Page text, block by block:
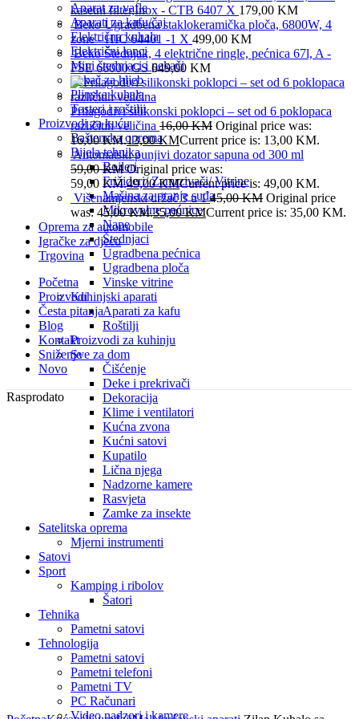
Aparat za vafle
Aparati za kafu/čaj
Električna kuhala
Električni lonci
Mini štednjaci i pekači
Pekač za hljeb
Plinska kuhala
Tosteri i roštilji
Proizvodi za kuću
Baštenska oprema
Bijela tehnika
Bojleri
Frižideri/ Zamrzivači/ Vitrine
Mašina za pranje suđa
Mikrovalne pećnice
Nape
Štednjaci
Ugradbena pećnica
Ugradbena ploča
Vinske vitrine
Kuhinjski aparati
Aparati za kafu
Roštilji
Proizvodi za kuhinju
Sve za dom
Čišćenje
Deke i prekrivači
Dekoracija
Klime i ventilatori
Kućna zvona
Kućni satovi
Kupatilo
Lična njega
Nadzorne kamere
Rasvjeta
Zamke za insekte
Satelitska oprema
Mjerni instrumenti
Satovi
Sport
Kamping i ribolov
Šatori
Tehnika
Pametni satovi
Tehnologija
Pametni satovi
Pametni telefoni
Pametni TV
PC Računari
Video nadzori i kamere
kasetni filter,Inox - CTB 6407 X 179,00 KM
Beko Ugradbena staklokeramička ploča, 6800W, 4
zone - HIC 64401 -1 X 499,00 KM
Beko Štednjak, 4 električne ringle, pećnica 67l, A -
FSE 66000 GS649,00 KM
Prilagodivi silikonski poklopci – set od 6 poklopaca
različitih veličina 16,00KM Original price was:
16,00 KM.13,00KMCurrent price is: 13,00 KM.
Automatski punjivi dozator sapuna od 300 ml
59,00KM Original price was:
59,00 KM.49,00KMCurrent price is: 49,00 KM.
Višenamjenski držač 3 u 145,00KM Original price
was: 45,00 KM.35,00KMCurrent price is: 35,00 KM.
Oprema za automobile
Igračke za djecu
Trgovina
Početna
Proizvodi
Česta pitanja
Blog
Kontakt
Sniženje
Novo
Rasprodato
Click to enlarge